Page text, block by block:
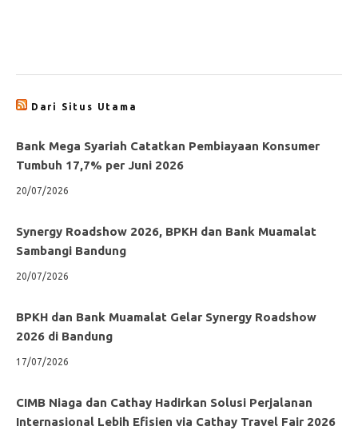
Dari Situs Utama
Bank Mega Syariah Catatkan Pembiayaan Konsumer
Tumbuh 17,7% per Juni 2026
20/07/2026
Synergy Roadshow 2026, BPKH dan Bank Muamalat
Sambangi Bandung
20/07/2026
BPKH dan Bank Muamalat Gelar Synergy Roadshow
2026 di Bandung
17/07/2026
CIMB Niaga dan Cathay Hadirkan Solusi Perjalanan
Internasional Lebih Efisien via Cathay Travel Fair 2026